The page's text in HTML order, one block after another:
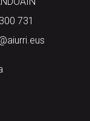
731